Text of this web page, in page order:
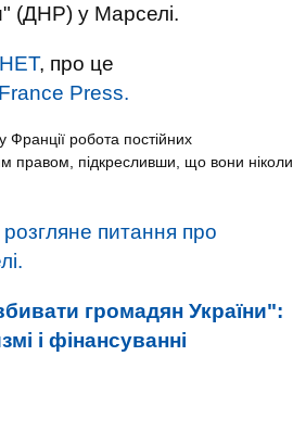
(ДНР) у Марселі.
, про це
Press.
робота постійних
правом, підкресливши, що вони ніколи
питання про
громадян України":
і фінансуванні